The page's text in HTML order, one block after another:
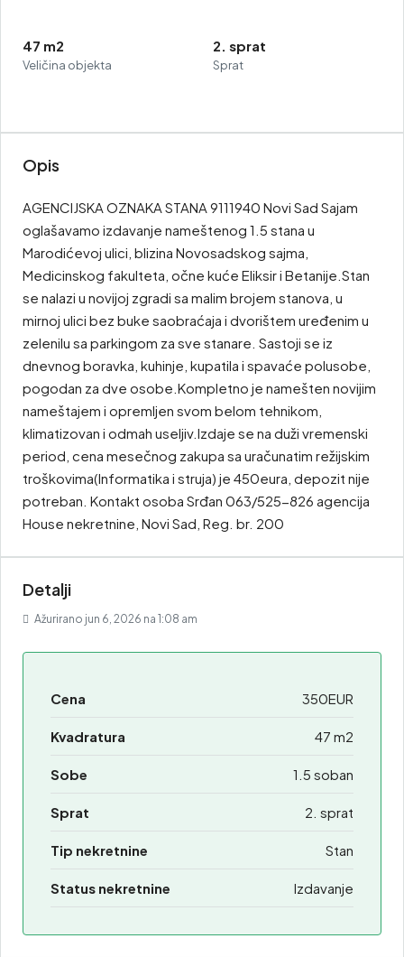
47 m2
Veličina objekta
2. sprat
Sprat
Opis
AGENCIJSKA OZNAKA STANA 9111940 Novi Sad Sajam
oglašavamo izdavanje nameštenog 1.5 stana u
Marodićevoj ulici, blizina Novosadskog sajma,
Medicinskog fakulteta, očne kuće Eliksir i Betanije.Stan
se nalazi u novijoj zgradi sa malim brojem stanova, u
mirnoj ulici bez buke saobraćaja i dvorištem uređenim u
zelenilu sa parkingom za sve stanare. Sastoji se iz
dnevnog boravka, kuhinje, kupatila i spavaće polusobe,
pogodan za dve osobe.Kompletno je namešten novijim
nameštajem i opremljen svom belom tehnikom,
klimatizovan i odmah useljiv.Izdaje se na duži vremenski
period, cena mesečnog zakupa sa uračunatim režijskim
troškovima(Informatika i struja) je 450eura, depozit nije
potreban. Kontakt osoba Srđan 063/525-826 agencija
House nekretnine, Novi Sad, Reg. br. 200
Detalji
Ažurirano jun 6, 2026 na 1:08 am
Cena 350EUR
Kvadratura 47 m2
Sobe 1.5 soban
Sprat 2. sprat
Tip nekretnine Stan
Status nekretnine Izdavanje